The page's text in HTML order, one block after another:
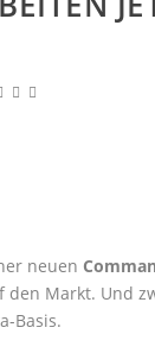
neuen
den Markt. Und
Basis.